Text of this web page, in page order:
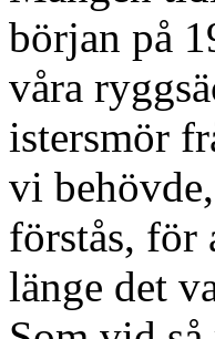
början på
våra
istersmör
vi
förstås, för
länge det